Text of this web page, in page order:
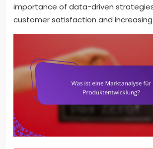
importance of data-driven
customer satisfaction and